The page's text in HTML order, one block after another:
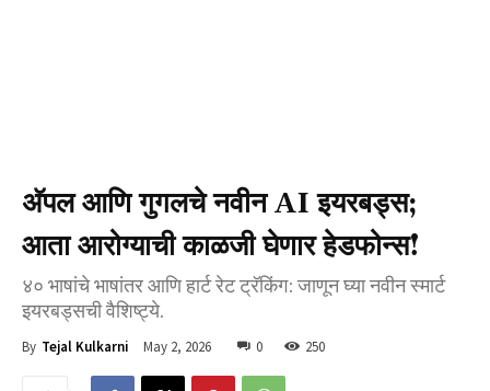
अ‍ॅपल आणि गुगलचे नवीन AI इयरबड्स;
आता आरोग्याची काळजी घेणार हेडफोन्स!
४० भाषांचे भाषांतर आणि हार्ट रेट ट्रॅकिंग: जाणून घ्या नवीन स्मार्ट
इयरबड्सची वैशिष्ट्ये.
By Tejal Kulkarni May 2, 2026 0 250